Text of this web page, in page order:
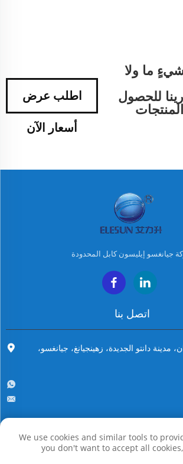
ما ولا
للحصول
اطلب عرض
أسعار الآن
جيانغسو إيليسون كابل المحدودة
اتصل بنا
مدينة دانتو الجديدة، زهينجيانغ، جيانغسو،
جيانغسو إيليسون كابل المحدودة. جميع الحقوق
محفوظة
We use cookies and similar tools to
you don't want to accept all